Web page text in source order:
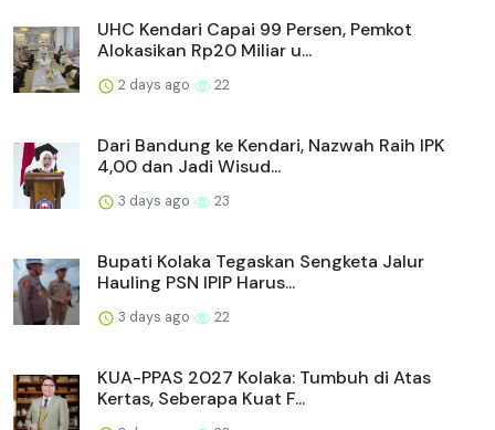
UHC Kendari Capai 99 Persen, Pemkot
Alokasikan Rp20 Miliar u...
2 days ago 22
Dari Bandung ke Kendari, Nazwah Raih IPK
4,00 dan Jadi Wisud...
3 days ago 23
Bupati Kolaka Tegaskan Sengketa Jalur
Hauling PSN IPIP Harus...
3 days ago 22
KUA-PPAS 2027 Kolaka: Tumbuh di Atas
Kertas, Seberapa Kuat F...